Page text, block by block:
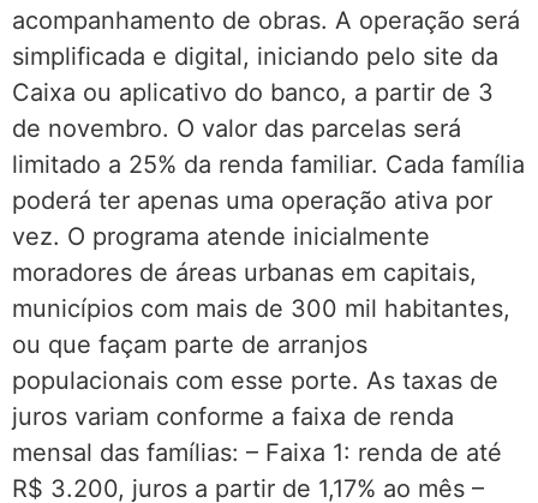
acompanhamento de obras. A operação será
simplificada e digital, iniciando pelo site da
Caixa ou aplicativo do banco, a partir de 3
de novembro. O valor das parcelas será
limitado a 25% da renda familiar. Cada família
poderá ter apenas uma operação ativa por
vez. O programa atende inicialmente
moradores de áreas urbanas em capitais,
municípios com mais de 300 mil habitantes,
ou que façam parte de arranjos
populacionais com esse porte. As taxas de
juros variam conforme a faixa de renda
mensal das famílias: – Faixa 1: renda de até
R$ 3.200, juros a partir de 1,17% ao mês –